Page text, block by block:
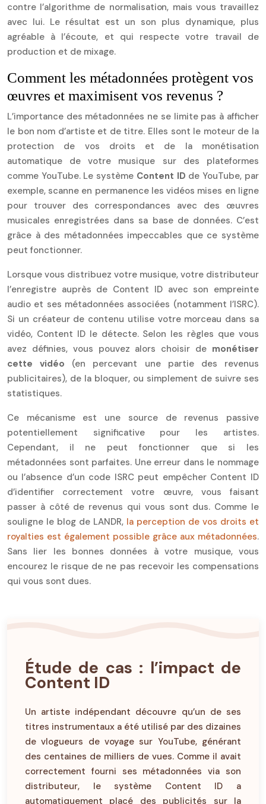
contre l’algorithme de normalisation, mais vous travaillez
avec lui. Le résultat est un son plus dynamique, plus
agréable à l’écoute, et qui respecte votre travail de
production et de mixage.
Comment les métadonnées protègent vos
œuvres et maximisent vos revenus ?
L’importance des métadonnées ne se limite pas à afficher
le bon nom d’artiste et de titre. Elles sont le moteur de la
protection de vos droits et de la monétisation
automatique de votre musique sur des plateformes
comme YouTube. Le système Content ID de YouTube, par
exemple, scanne en permanence les vidéos mises en ligne
pour trouver des correspondances avec des œuvres
musicales enregistrées dans sa base de données. C’est
grâce à des métadonnées impeccables que ce système
peut fonctionner.
Lorsque vous distribuez votre musique, votre distributeur
l’enregistre auprès de Content ID avec son empreinte
audio et ses métadonnées associées (notamment l’ISRC).
Si un créateur de contenu utilise votre morceau dans sa
vidéo, Content ID le détecte. Selon les règles que vous
avez définies, vous pouvez alors choisir de monétiser
cette vidéo (en percevant une partie des revenus
publicitaires), de la bloquer, ou simplement de suivre ses
statistiques.
Ce mécanisme est une source de revenus passive
potentiellement significative pour les artistes.
Cependant, il ne peut fonctionner que si les
métadonnées sont parfaites. Une erreur dans le nommage
ou l’absence d’un code ISRC peut empêcher Content ID
d’identifier correctement votre œuvre, vous faisant
passer à côté de revenus qui vous sont dus. Comme le
souligne le blog de LANDR, la perception de vos droits et
royalties est également possible grâce aux métadonnées.
Sans lier les bonnes données à votre musique, vous
encourez le risque de ne pas recevoir les compensations
qui vous sont dues.
Étude de cas : l’impact de
Content ID
Un artiste indépendant découvre qu’un de ses
titres instrumentaux a été utilisé par des dizaines
de vlogueurs de voyage sur YouTube, générant
des centaines de milliers de vues. Comme il avait
correctement fourni ses métadonnées via son
distributeur, le système Content ID a
automatiquement placé des publicités sur la